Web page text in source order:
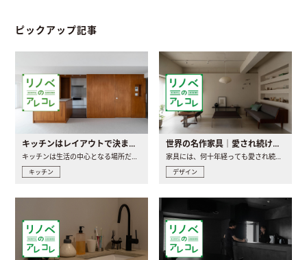
ピックアップ記事
キッチンはレイアウトで決まる。後悔しないための考え方と選び方
キッチンは生活の中心となる場所だからこそ、家の中のどこに置..
キッチン
世界の名作家具｜愛され続ける理由と一生モノとの出会い方
家具には、何十年経っても愛され続ける「名作」と呼ばれるもの..
デザイン